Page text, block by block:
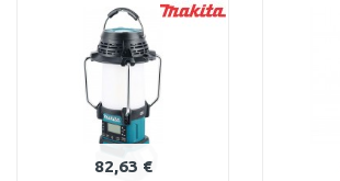
Vergleichen
82,63 €